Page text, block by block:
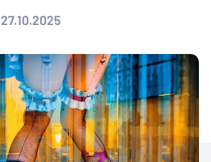
27.10.2025